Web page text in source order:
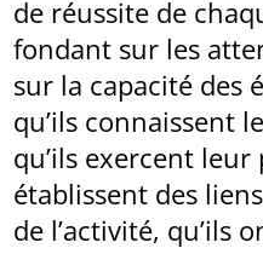
de réussite de
fondant sur les
sur la capacité des
qu’ils connaissent
qu’ils exercent leur
établissent des
de l’activité, qu’ils